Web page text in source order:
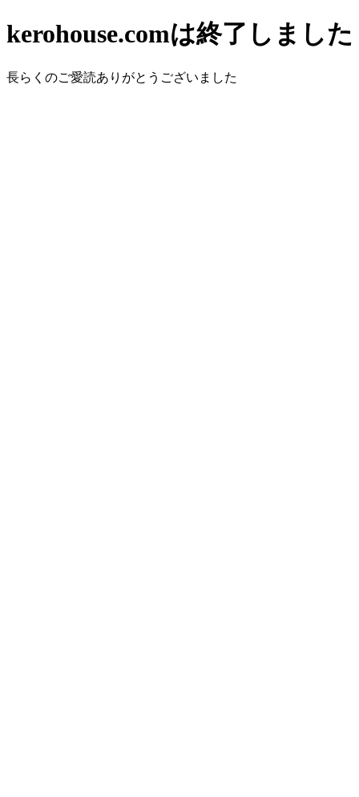
kerohouse.comは終了しました
長らくのご愛読ありがとうございました